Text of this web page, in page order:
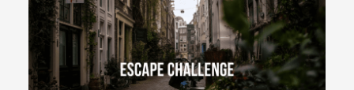
Escape
Challenge
Eindhoven